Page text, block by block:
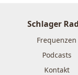
Schlager
Frequenzen
Podcasts
Kontakt